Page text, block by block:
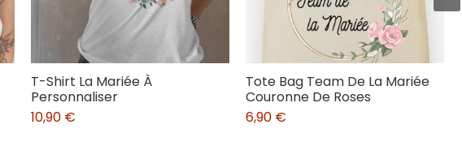
T-Shirt La Mariée À
Personnaliser
10,90 €
Tote Bag Team De La Mariée
Couronne De Roses
6,90 €